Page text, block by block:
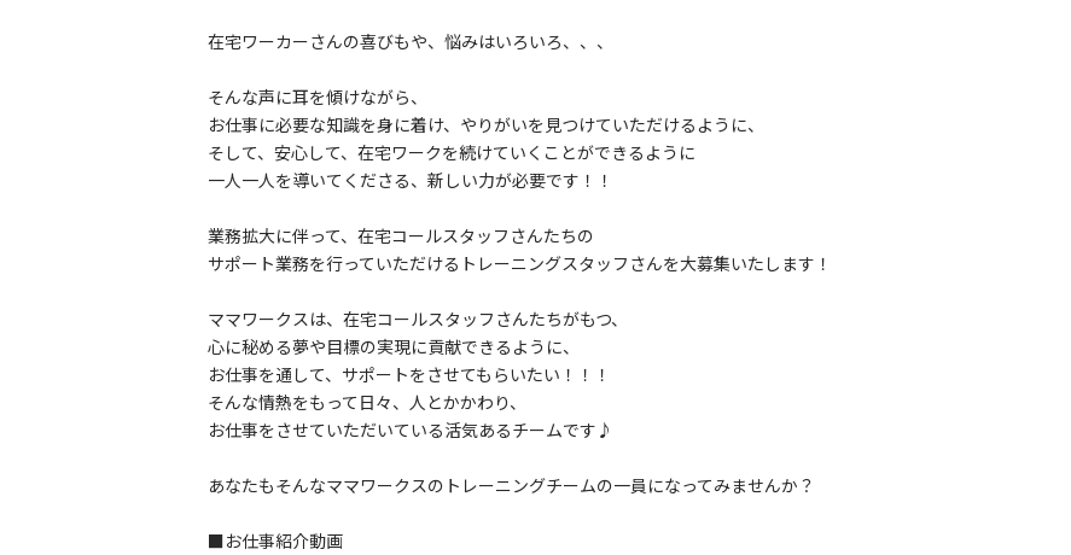
在宅ワーカーさんの喜びもや、悩みはいろいろ、、、
そんな声に耳を傾けながら、
お仕事に必要な知識を身に着け、やりがいを見つけていただけるように、
そして、安心して、在宅ワークを続けていくことができるように
一人一人を導いてくださる、新しい力が必要です！！
業務拡大に伴って、在宅コールスタッフさんたちの
サポート業務を行っていただけるトレーニングスタッフさんを大募集いたします！
ママワークスは、在宅コールスタッフさんたちがもつ、
心に秘める夢や目標の実現に貢献できるように、
お仕事を通して、サポートをさせてもらいたい！！！
そんな情熱をもって日々、人とかかわり、
お仕事をさせていただいている活気あるチームです♪
あなたもそんなママワークスのトレーニングチームの一員になってみませんか？
■お仕事紹介動画